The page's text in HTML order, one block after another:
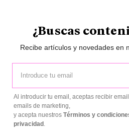
¿Buscas
Recibe artículos y novedades en
Al introducir tu email, aceptas recibir
emails de marketing,
y acepta nuestros Términos y
privacidad .